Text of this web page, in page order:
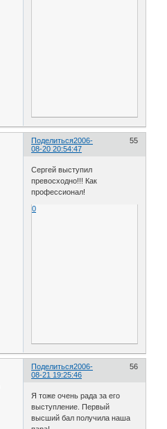
Поделиться 55
2006-
08-20 20:54:47
Сергей выступил
превосходно!!! Как
профессионал!
0
Поделиться 56
2006-
08-21 19:25:46
Я тоже очень рада за его
выступление. Первый
высший бал получила наша